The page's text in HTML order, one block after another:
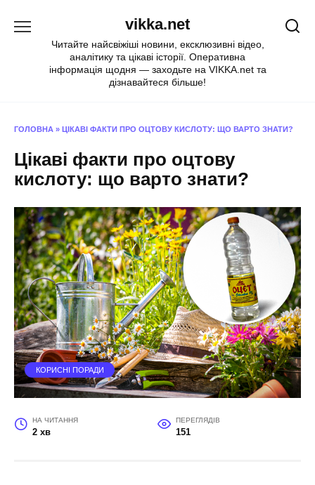
vikka.net
Читайте найсвіжіші новини, ексклюзивні відео,
аналітику та цікаві історії. Оперативна
інформація щодня — заходьте на VIKKA.net та
дізнавайтеся більше!
ГОЛОВНА » ЦІКАВІ ФАКТИ ПРО ОЦТОВУ КИСЛОТУ: ЩО ВАРТО ЗНАТИ?
Цікаві факти про оцтову
кислоту: що варто знати?
КОРИСНІ ПОРАДИ
НА ЧИТАННЯ
2 хв
ПЕРЕГЛЯДІВ
151